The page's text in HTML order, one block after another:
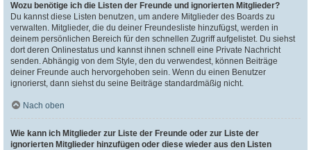
Wozu benötige ich die Listen der Freunde und ignorierten Mitglieder?
Du kannst diese Listen benutzen, um andere Mitglieder des Boards zu
verwalten. Mitglieder, die du deiner Freundesliste hinzufügst, werden in
deinem persönlichen Bereich für den schnellen Zugriff aufgelistet. Du siehst
dort deren Onlinestatus und kannst ihnen schnell eine Private Nachricht
senden. Abhängig von dem Style, den du verwendest, können Beiträge
deiner Freunde auch hervorgehoben sein. Wenn du einen Benutzer
ignorierst, dann siehst du seine Beiträge standardmäßig nicht.
Nach oben
Wie kann ich Mitglieder zur Liste der Freunde oder zur Liste der
ignorierten Mitglieder hinzufügen oder diese wieder aus den Listen